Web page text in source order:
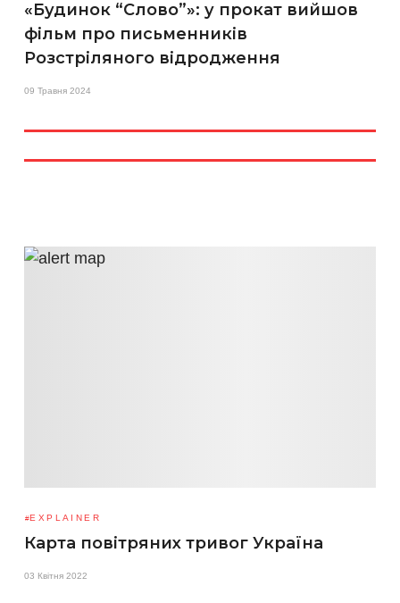
«Будинок “Слово”»: у прокат вийшов
фільм про письменників
Розстріляного відродження
09 Травня 2024
EXPLAINER
Карта повітряних тривог Україна
03 Квітня 2022